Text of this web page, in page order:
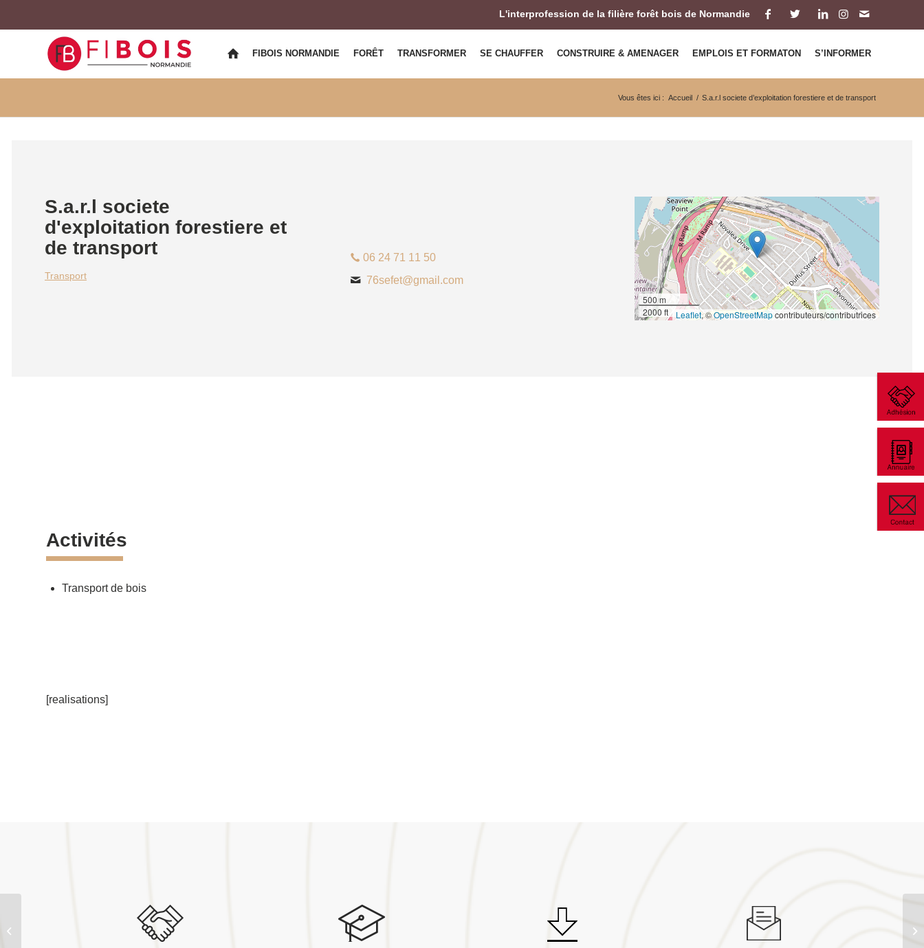
L'interprofession de la filière forêt bois de Normandie
FIBOIS NORMANDIE FORÊT TRANSFORMER SE CHAUFFER CONSTRUIRE & AMENAGER EMPLOIS ET FORMATON S’INFORMER
Vous êtes ici : Accueil / S.a.r.l societe d’exploitation forestiere et de transport
S.a.r.l societe
d'exploitation forestiere et
de transport
Transport
06 24 71 11 50
76sefet@gmail.com
500 m
2000 ft
Leaflet, ©OpenStreetMapcontributeurs/contributrices
Activités
Transport de bois
[realisations]